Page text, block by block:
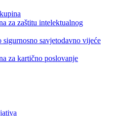
za zaštitu intelektualnog
sigurnosno savjetodavno vijeće
za kartično poslovanje